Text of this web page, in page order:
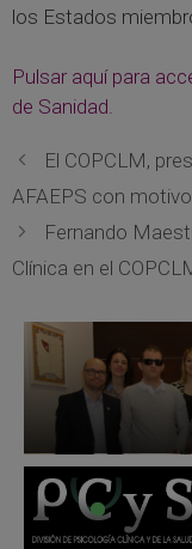
los Estados
Pulsar aquí para
de Sanidad.
El COPCLM,
AFAEPS con
Fernando
Clínica en el